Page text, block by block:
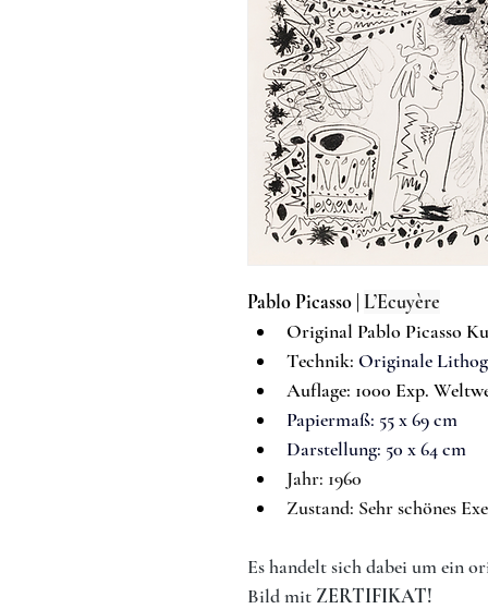
Pablo Picasso | L’Ecuyère
Original Pablo Picasso
Technik: Originale
Auflage: 1000 Exp.
Papiermaß: 55 x 69 cm
Darstellung: 50 x 64 cm
Jahr: 1960
Zustand: Sehr schönes
Es handelt sich dabei um ein
Bild mit ZERTIFIKAT!